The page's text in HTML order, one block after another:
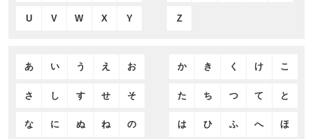
U V W X Y Z
あ い う え お か き く け こ
さ し す せ そ た ち つ て と
な に ぬ ね の は ひ ふ へ ほ